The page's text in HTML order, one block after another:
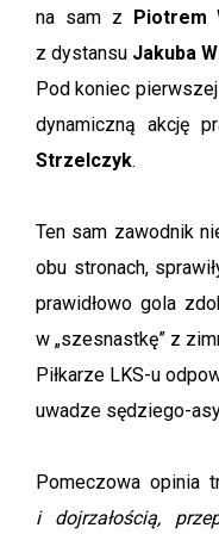
na sam z Piotrem
z dystansu Jakuba
Pod koniec
dynamiczną akcję
Strzelczyk.
Ten sam zawodnik
obu stronach,
prawidłowo gola
w „szesnastkę” z
Piłkarze LKS-u
uwadze sędziego-
Pomeczowa opinia
i dojrzałością,